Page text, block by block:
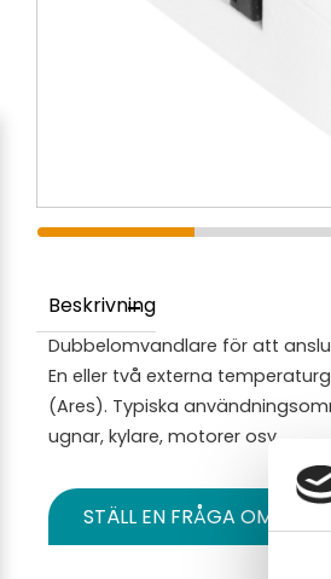
Beskrivning
Dubbelomvandlare för att
En eller två externa
(Ares). Typiska
ugnar, kylare, motorer osv.
STÄLL EN FRÅGA OM